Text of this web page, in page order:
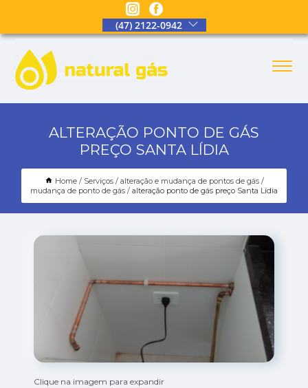
(47) 2122-0942
ALTERAÇÃO PONTO DE GÁS
PREÇO SANTA LÍDIA
Home Serviços
alteração e mudança de pontos de gás
mudança de ponto de gás
alteração ponto de gás preço Santa Lídia
Clique na imagem para expandir